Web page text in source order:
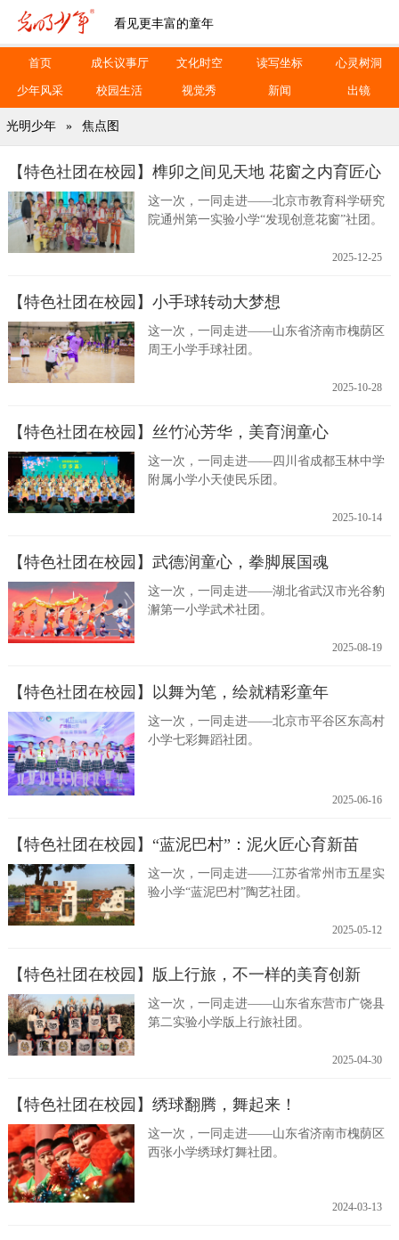
看见更丰富的童年
首页 成长议事厅 文化时空 读写坐标 心灵树洞
少年风采 校园生活 视觉秀 新闻 出镜
光明少年 » 焦点图
【特色社团在校园】榫卯之间见天地 花窗之内育匠心
这一次，一同走进——北京市教育科学研究
院通州第一实验小学“发现创意花窗”社团。
2025-12-25
【特色社团在校园】小手球转动大梦想
这一次，一同走进——山东省济南市槐荫区
周王小学手球社团。
2025-10-28
【特色社团在校园】丝竹沁芳华，美育润童心
这一次，一同走进——四川省成都玉林中学
附属小学小天使民乐团。
2025-10-14
【特色社团在校园】武德润童心，拳脚展国魂
这一次，一同走进——湖北省武汉市光谷豹
澥第一小学武术社团。
2025-08-19
【特色社团在校园】以舞为笔，绘就精彩童年
这一次，一同走进——北京市平谷区东高村
小学七彩舞蹈社团。
2025-06-16
【特色社团在校园】“蓝泥巴村”：泥火匠心育新苗
这一次，一同走进——江苏省常州市五星实
验小学“蓝泥巴村”陶艺社团。
2025-05-12
【特色社团在校园】版上行旅，不一样的美育创新
这一次，一同走进——山东省东营市广饶县
第二实验小学版上行旅社团。
2025-04-30
【特色社团在校园】绣球翻腾，舞起来！
这一次，一同走进——山东省济南市槐荫区
西张小学绣球灯舞社团。
2024-03-13